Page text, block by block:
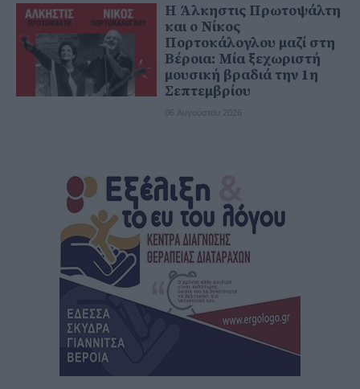
Η Άλκηστις Πρωτοψάλτη
και ο Νίκος
Πορτοκάλογλου μαζί στη
Βέροια: Μία ξεχωριστή
μουσική βραδιά την 1η
Σεπτεμβρίου
06 Αυγούστου 2026